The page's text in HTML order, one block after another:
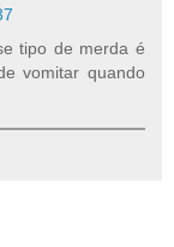
tipo de merda é
vomitar quando